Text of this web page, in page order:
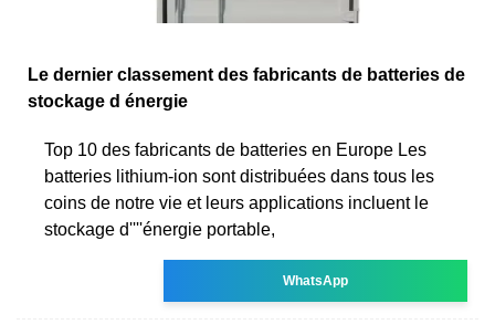
Le dernier classement des fabricants de batteries de
stockage d énergie
Top 10 des fabricants de batteries en Europe Les
batteries lithium-ion sont distribuées dans tous les
coins de notre vie et leurs applications incluent le
stockage d''''énergie portable,
WhatsApp